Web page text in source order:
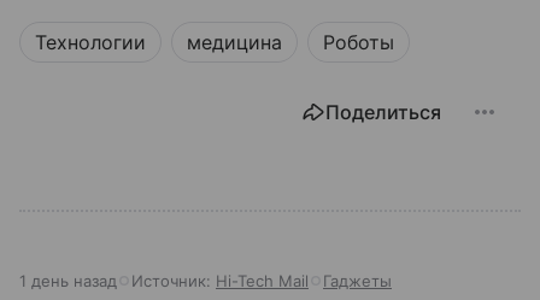
Технологии медицина Роботы
Поделиться
1 день назад Источник: Hi-Tech Mail Гаджеты